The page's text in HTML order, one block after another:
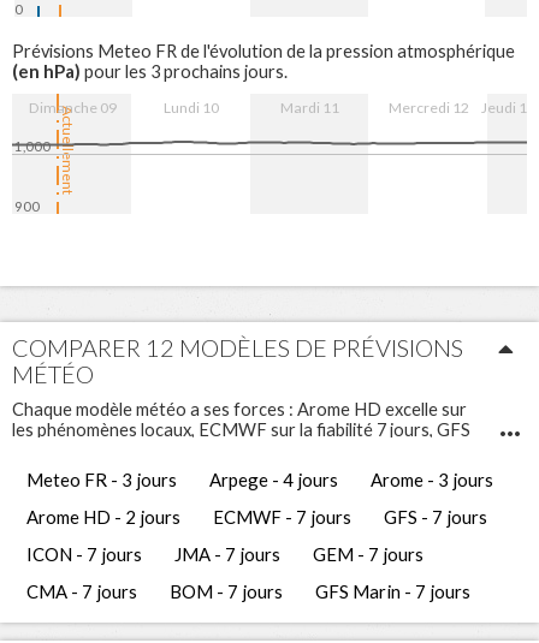
0
Prévisions Meteo FR de l'évolution de la pression atmosphérique
(en hPa) pour les 3 prochains jours.
Actuellement
Dimanche 09 Lundi 10 Mardi 11 Mercredi 12 Jeudi 13
900
1,000
COMPARER 12 MODÈLES DE PRÉVISIONS
MÉTÉO
Chaque modèle météo a ses forces : Arome HD excelle sur
les phénomènes locaux, ECMWF sur la fiabilité 7 jours, GFS
meilleures décisions de navigation.
Infosvent vous propose 12 modèles météo différents pour
Concarneau
. Ces prévisions météo gratuites vous
permettent d'avoir une vue complète et de comparer les
tendances météorologiques des jours à venir.
Meteo FR - 3 jours Arpege - 4 jours
Arome - 3 jours
Arome HD - 2 jours
ECMWF - 7 jours
GFS - 7 jours
ICON - 7 jours
JMA - 7 jours
GEM - 7 jours
CMA - 7 jours
BOM - 7 jours GFS Marin - 7 jours